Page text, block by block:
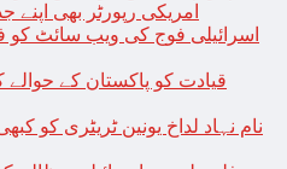
امریکی رپورٹر بھی
اسرائیلی فوج کی ویب سائٹ
نام نہاد لداخ یونین ٹریٹری کو